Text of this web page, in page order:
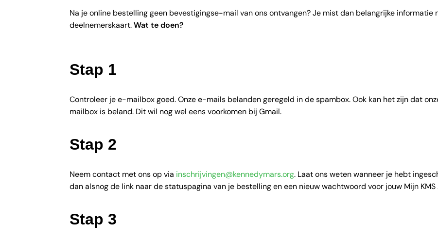
Na je online bestelling geen bevestigingse-mail van ons ontvangen? Je mist dan belangrijke informatie
deelnemerskaart.Wat te doen?
Stap 1
Controleer je e-mailbox goed. Onze e-mails belanden geregeld in de spambox. Ook kan het zijn dat
mailbox is beland. Dit wil nog wel eens voorkomen bij Gmail.
Stap 2
Neem contact met ons op via inschrijvingen@kennedymars.org. Laat ons weten wanneer je hebt
dan alsnog de link naar de statuspagina van je bestelling en een nieuw wachtwoord voor jouw Mijn
Stap 3